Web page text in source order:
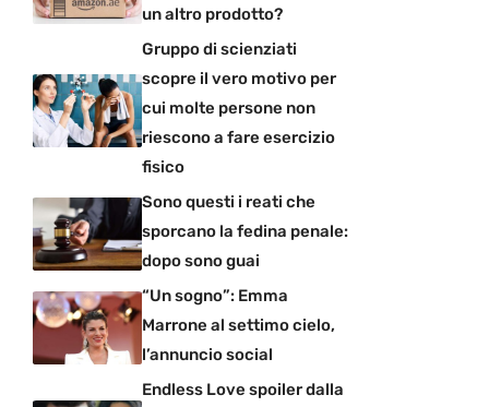
un altro prodotto?
Gruppo di scienziati
scopre il vero motivo per
cui molte persone non
riescono a fare esercizio
fisico
Sono questi i reati che
sporcano la fedina penale:
dopo sono guai
“Un sogno”: Emma
Marrone al settimo cielo,
l’annuncio social
Endless Love spoiler dalla